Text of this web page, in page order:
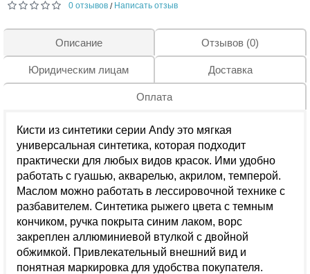
0 отзывов / Написать отзыв
Описание Отзывов (0)
Юридическим лицам Доставка
Оплата
Кисти из синтетики серии Andy это мягкая
универсальная синтетика, которая подходит
практически для любых видов красок. Ими удобно
работать с гуашью, акварелью, акрилом, темперой.
Маслом можно работать в лессировочной технике с
разбавителем. Синтетика рыжего цвета с темным
кончиком, ручка покрыта синим лаком, ворс
закреплен аллюминиевой втулкой с двойной
обжимкой. Привлекательный внешний вид и
понятная маркировка для удобства покупателя.